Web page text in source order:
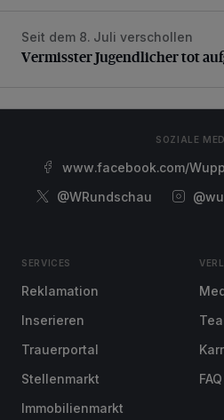
Vermisster Jugendlicher tot
Seit dem 8. Juli verschollen
Vermisster Jugendlicher tot
SOZIALE
www.facebook.com/
@WRundschau
SERVICES
Reklamation
Inserieren
Trauerportal
Stellenmarkt
Immobilienmarkt
FAQ